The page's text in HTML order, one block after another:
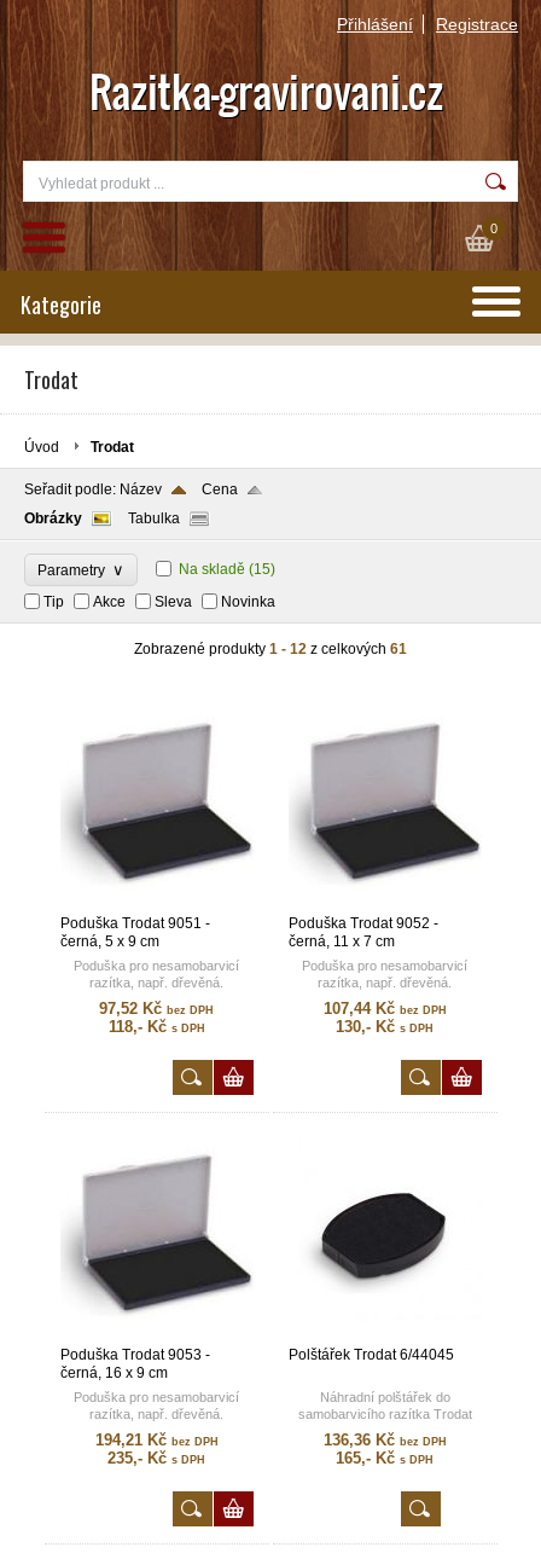
Přihlášení Registrace
0
Kategorie
Trodat
Úvod Trodat
Seřadit podle: Název
Cena
Obrázky
Tabulka
Parametry ∨ Na skladě (15)
Tip
Akce Sleva Novinka
Zobrazené produkty 1 - 12 z celkových 61
Poduška Trodat 9051 -
černá, 5 x 9 cm
Poduška pro nesamobarvicí
razítka, např. dřevěná.
97,52 Kč bez DPH
118,- Kč s DPH
Poduška Trodat 9052 -
černá, 11 x 7 cm
Poduška pro nesamobarvicí
razítka, např. dřevěná.
107,44 Kč bez DPH
130,- Kč s DPH
Poduška Trodat 9053 -
černá, 16 x 9 cm
Poduška pro nesamobarvicí
razítka, např. dřevěná.
194,21 Kč bez DPH
235,- Kč s DPH
Polštářek Trodat 6/44045
Náhradní polštářek do
samobarvicího razítka Trodat
Printy 44045.
136,36 Kč bez DPH
165,- Kč s DPH